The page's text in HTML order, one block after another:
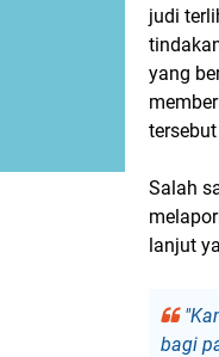
judi
yang
Salah
lanjut
bagi